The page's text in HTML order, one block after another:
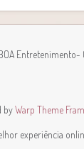
Entretenimento-
byWarp Theme
experiência